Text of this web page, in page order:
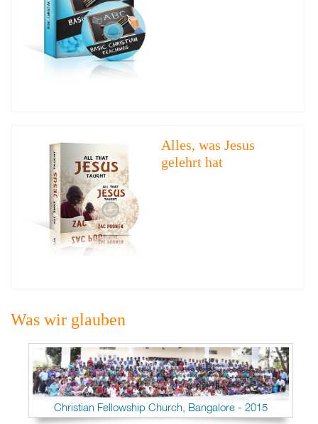
Alles, was Jesus
gelehrt hat
Was wir glauben
Christian Fellowship Church, Bangalore - 2015